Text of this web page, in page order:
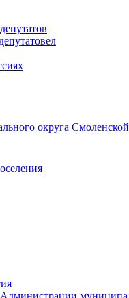
округа Смоленской